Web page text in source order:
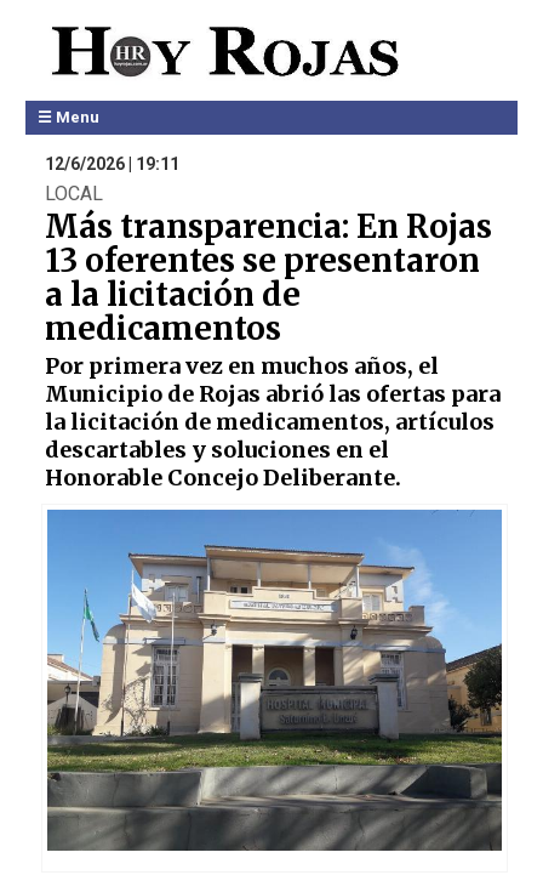
☰ Menu
12/6/2026 | 19:11
LOCAL
Más transparencia: En Rojas
13 oferentes se presentaron
a la licitación de
medicamentos
Por primera vez en muchos años, el
Municipio de Rojas abrió las ofertas para
la licitación de medicamentos, artículos
descartables y soluciones en el
Honorable Concejo Deliberante.